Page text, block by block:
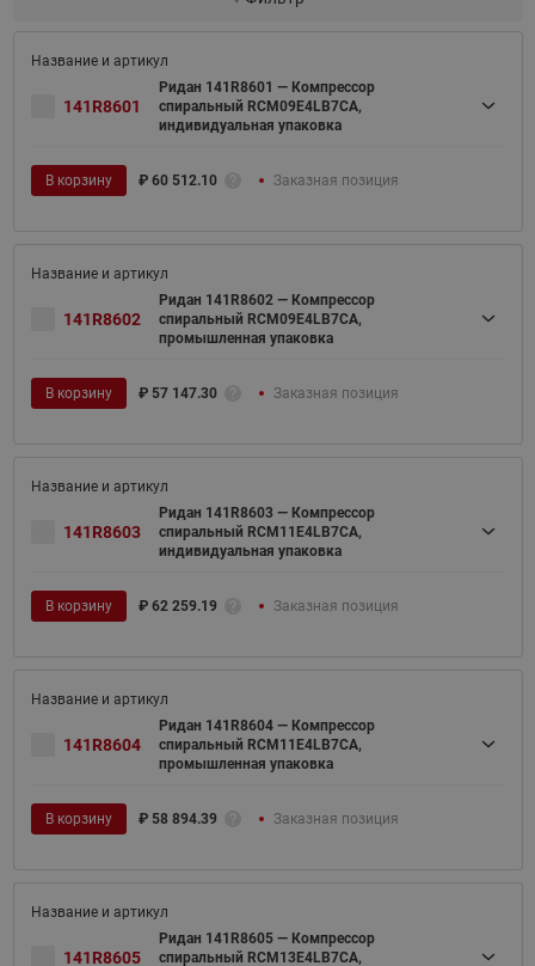
141R8601
Ридан 141R8601 — Компрессор
спиральный RCM09E4LB7CA,
индивидуальная упаковка
В корзину ₽ 60 512.10 Заказная позиция
141R8602
Ридан 141R8602 — Компрессор
спиральный RCM09E4LB7CA,
промышленная упаковка
В корзину ₽ 57 147.30 Заказная позиция
141R8603
Ридан 141R8603 — Компрессор
спиральный RCM11E4LB7CA,
индивидуальная упаковка
В корзину ₽ 62 259.19 Заказная позиция
141R8604
Ридан 141R8604 — Компрессор
спиральный RCM11E4LB7CA,
промышленная упаковка
В корзину ₽ 58 894.39 Заказная позиция
141R8605
Ридан 141R8605 — Компрессор
спиральный RCM13E4LB7CA,